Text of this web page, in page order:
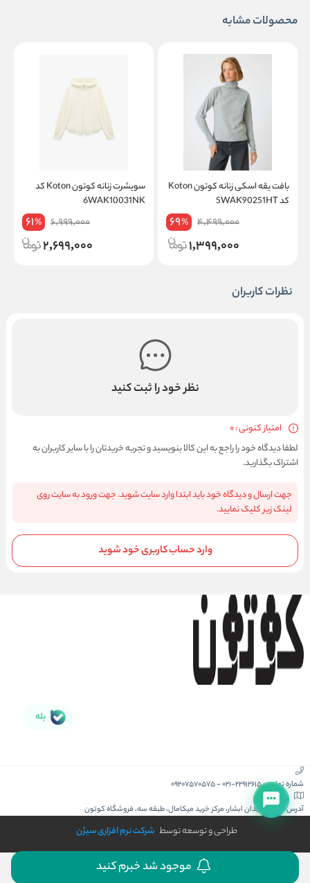
محصولات مشابه
بافت یقه اسکی زنانه کوتون Koton
کد 5WAK90251HT
4,499,000
69%
1,399,000
سویشرت زنانه کوتون Koton کد
6WAK10031NK
6,999,000
61%
2,699,000
نظرات کاربران
نظر خود را ثبت کنید
امتیاز کنونی : 0
لطفا دیدگاه خود را راجع به این کالا بنویسید و تجربه خریدتان را با سایر کاربران به
اشتراک بگذارید.
جهت ارسال و دیدگاه خود باید ابتدا وارد سایت شوید. جهت ورود به سایت روی
لینک زیر کلیک نمایید.
وارد حساب کاربری خود شوید
بله
شماره تماس :021-22912615
-
09207570575
آدرس :کیش، میدان ابشار، مرکز خرید میکامال، طبقه سه، فروشگاه کوتون
طراحی و توسعه توسط شرکت نرم افزاری سیژن